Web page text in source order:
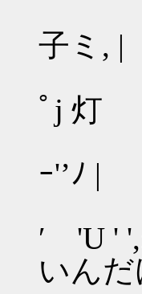
子ミ
ﾟj
ｰ'’ﾉ
′ 'U
いん